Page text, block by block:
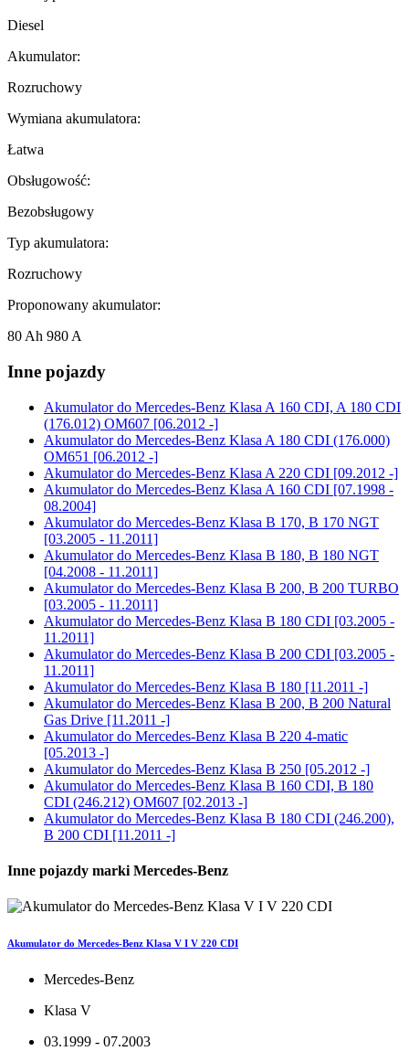
Diesel
Akumulator:
Rozruchowy
Wymiana akumulatora:
Łatwa
Obsługowość:
Bezobsługowy
Typ akumulatora:
Rozruchowy
Proponowany akumulator:
80 Ah 980 A
Inne pojazdy
Akumulator do Mercedes-Benz Klasa A 160 CDI, A 180 CDI
(176.012) OM607 [06.2012 -]
Akumulator do Mercedes-Benz Klasa A 180 CDI (176.000)
OM651 [06.2012 -]
Akumulator do Mercedes-Benz Klasa A 220 CDI [09.2012 -]
Akumulator do Mercedes-Benz Klasa A 160 CDI [07.1998 -
08.2004]
Akumulator do Mercedes-Benz Klasa B 170, B 170 NGT
[03.2005 - 11.2011]
Akumulator do Mercedes-Benz Klasa B 180, B 180 NGT
[04.2008 - 11.2011]
Akumulator do Mercedes-Benz Klasa B 200, B 200 TURBO
[03.2005 - 11.2011]
Akumulator do Mercedes-Benz Klasa B 180 CDI [03.2005 -
11.2011]
Akumulator do Mercedes-Benz Klasa B 200 CDI [03.2005 -
11.2011]
Akumulator do Mercedes-Benz Klasa B 180 [11.2011 -]
Akumulator do Mercedes-Benz Klasa B 200, B 200 Natural
Gas Drive [11.2011 -]
Akumulator do Mercedes-Benz Klasa B 220 4-matic
[05.2013 -]
Akumulator do Mercedes-Benz Klasa B 250 [05.2012 -]
Akumulator do Mercedes-Benz Klasa B 160 CDI, B 180
CDI (246.212) OM607 [02.2013 -]
Akumulator do Mercedes-Benz Klasa B 180 CDI (246.200),
B 200 CDI [11.2011 -]
Inne pojazdy marki Mercedes-Benz
Akumulator do Mercedes-Benz Klasa V I V 220 CDI
Mercedes-Benz
Klasa V
03.1999 - 07.2003